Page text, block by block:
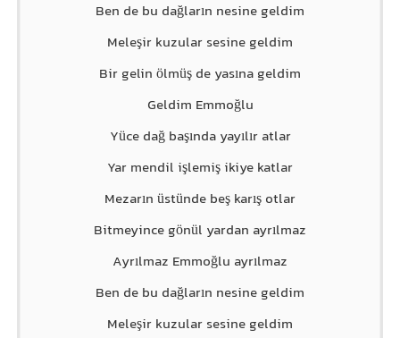
Ben de bu dağların nesine geldim
Meleşir kuzular sesine geldim
Bir gelin ölmüş de yasına geldim
Geldim Emmoğlu
Yüce dağ başında yayılır atlar
Yar mendil işlemiş ikiye katlar
Mezarın üstünde beş karış otlar
Bitmeyince gönül yardan ayrılmaz
Ayrılmaz Emmoğlu ayrılmaz
Ben de bu dağların nesine geldim
Meleşir kuzular sesine geldim